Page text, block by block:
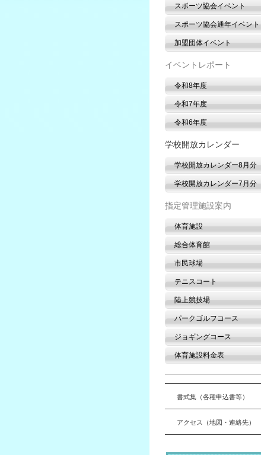
スポーツ協会イベント
スポーツ協会通年イベント
加盟団体イベント
イベントレポート
令和8年度
令和7年度
令和6年度
学校開放カレンダー
学校開放カレンダー8月分
学校開放カレンダー7月分
指定管理施設案内
体育施設
総合体育館
市民球場
テニスコート
陸上競技場
パークゴルフコース
ジョギングコース
体育施設料金表
書式集（各種申込書等）
アクセス（地図・連絡先）